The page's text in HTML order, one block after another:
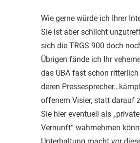
Wie gerne würde ich Ihrer
Sie ist aber schlicht
sich die TRGS 900 doch
Übrigen fände ich Ihr
das UBA fast schon
deren
offenem Visier, statt darauf
Sie hier eventuell als
Vernunft“ wahrnehmen